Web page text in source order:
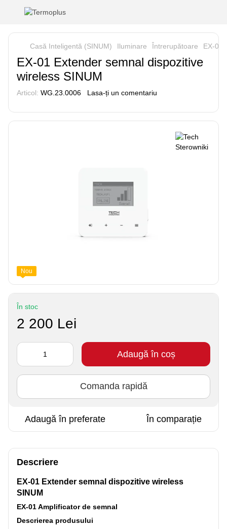
Casă Inteligentă (SINUM) Iluminare Întrerupătoare EX-01
EX-01 Extender semnal dispozitive
wireless SINUM
Articol: WG.23.0006 Lasa-ți un comentariu
Nou
În stoc
2 200 Lei
Adaugă în coș
Comanda rapidă
Adaugă în preferate În comparație
Descriere
EX-01 Extender semnal dispozitive wireless
SINUM
EX-01 Amplificator de semnal
Descrierea produsului